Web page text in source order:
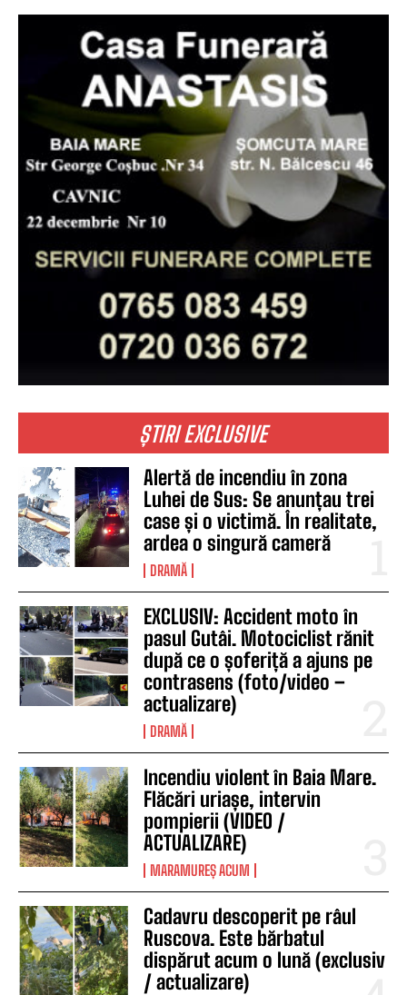
ȘTIRI EXCLUSIVE
Alertă de incendiu în zona
Luhei de Sus: Se anunțau trei
case și o victimă. În realitate,
ardea o singură cameră
DRAMĂ
EXCLUSIV: Accident moto în
pasul Gutâi. Motociclist rănit
după ce o șoferiță a ajuns pe
contrasens (foto/video –
actualizare)
DRAMĂ
Incendiu violent în Baia Mare.
Flăcări uriașe, intervin
pompierii (VIDEO /
ACTUALIZARE)
MARAMUREȘ ACUM
Cadavru descoperit pe râul
Ruscova. Este bărbatul
dispărut acum o lună (exclusiv
/ actualizare)